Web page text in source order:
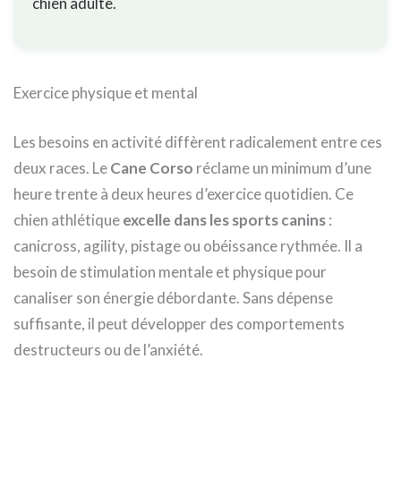
Exercice physique et mental
Les besoins en activité diffèrent radicalement entre ces
deux races. LeCane Corso réclame un minimum d’une
heure trente à deux heures d’exercice quotidien. Ce
chien athlétiqueexcelle dans les sports canins:
canicross, agility, pistage ou obéissance rythmée. Il a
besoin de stimulation mentale et physique pour
canaliser son énergie débordante. Sans dépense
suffisante, il peut développer des comportements
destructeurs ou de l’anxiété.